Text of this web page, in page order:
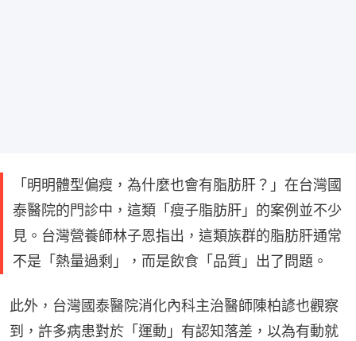
「明明體型偏瘦，為什麼也會有脂肪肝？」在台灣國
泰醫院的門診中，這類「瘦子脂肪肝」的案例並不少
見。台灣營養師林子恩指出，這類族群的脂肪肝通常
不是「熱量過剩」，而是飲食「品質」出了問題。
此外，台灣國泰醫院消化內科主治醫師陳柏諺也觀察
到，許多病患對於「運動」有認知落差，以為有動就